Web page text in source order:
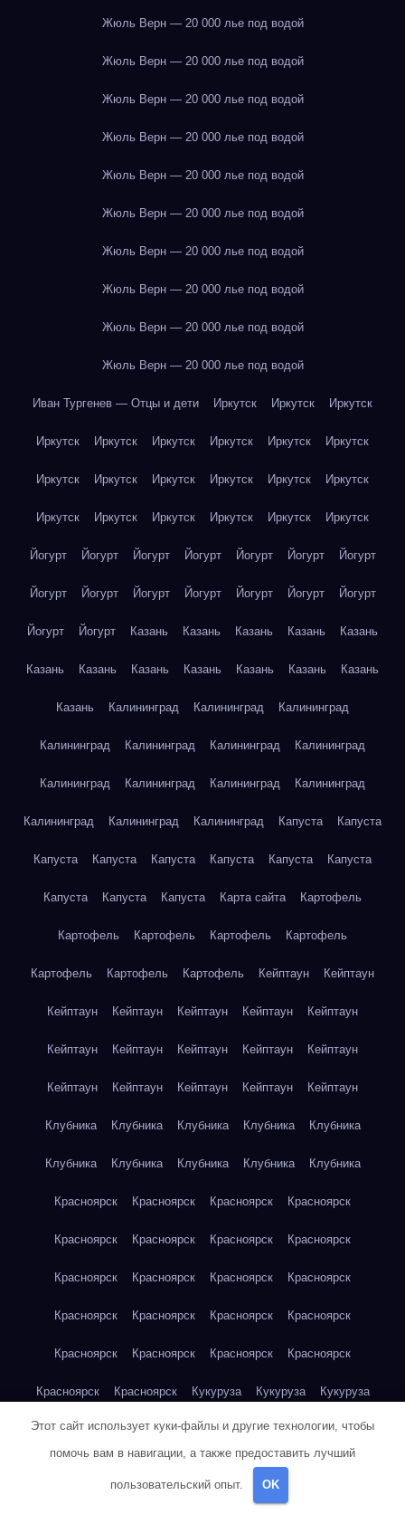
Жюль Верн — 20 000 лье под водой
Жюль Верн — 20 000 лье под водой
Жюль Верн — 20 000 лье под водой
Жюль Верн — 20 000 лье под водой
Жюль Верн — 20 000 лье под водой
Жюль Верн — 20 000 лье под водой
Жюль Верн — 20 000 лье под водой
Жюль Верн — 20 000 лье под водой
Жюль Верн — 20 000 лье под водой
Жюль Верн — 20 000 лье под водой
Иван Тургенев — Отцы и дети Иркутск Иркутск Иркутск
Иркутск Иркутск Иркутск Иркутск Иркутск Иркутск
Иркутск Иркутск Иркутск Иркутск Иркутск Иркутск
Иркутск Иркутск Иркутск Иркутск Иркутск Иркутск
Йогурт Йогурт Йогурт Йогурт Йогурт Йогурт Йогурт
Йогурт Йогурт Йогурт Йогурт Йогурт Йогурт Йогурт
Йогурт Йогурт Казань Казань Казань Казань Казань
Казань Казань Казань Казань Казань Казань Казань
Казань Калининград Калининград Калининград
Калининград Калининград Калининград Калининград
Калининград Калининград Калининград Калининград
Калининград Калининград Калининград Капуста Капуста
Капуста Капуста Капуста Капуста Капуста Капуста
Капуста Капуста Капуста Карта сайта Картофель
Картофель Картофель Картофель Картофель
Картофель Картофель Картофель Кейптаун Кейптаун
Кейптаун Кейптаун Кейптаун Кейптаун Кейптаун
Кейптаун Кейптаун Кейптаун Кейптаун Кейптаун
Кейптаун Кейптаун Кейптаун Кейптаун Кейптаун
Клубника Клубника Клубника Клубника Клубника
Клубника Клубника Клубника Клубника Клубника
Красноярск Красноярск Красноярск Красноярск
Красноярск Красноярск Красноярск Красноярск
Красноярск Красноярск Красноярск Красноярск
Красноярск Красноярск Красноярск Красноярск
Красноярск Красноярск Красноярск Красноярск
Красноярск Красноярск Кукуруза Кукуруза Кукуруза
Кукуруза Кукуруза Кукуруза Кукуруза Кукуруза
Кукуруза
Куриная грудка
Этот сайт использует куки-файлы и другие технологии, чтобы
помочь вам в навигации, а также предоставить лучший
пользовательский опыт. OK